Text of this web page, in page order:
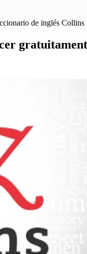
de inglés Collins